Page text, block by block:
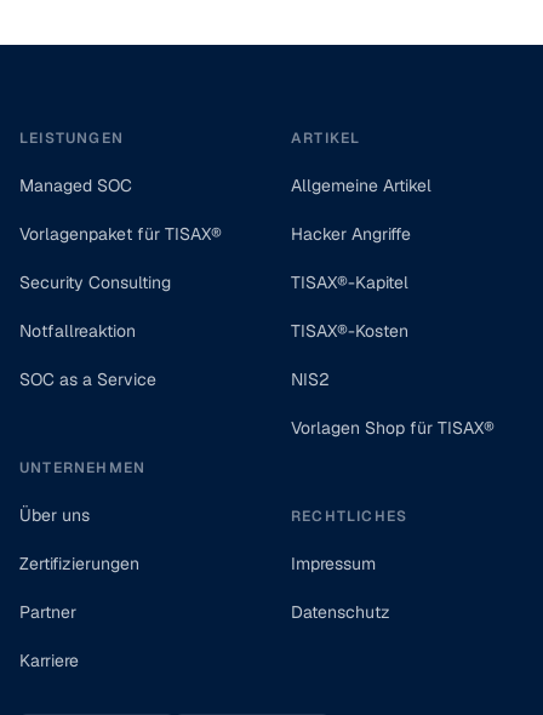
LEISTUNGEN
Managed SOC
Vorlagenpaket für TISAX®
Security Consulting
Notfallreaktion
SOC as a Service
UNTERNEHMEN
Über uns
Zertifizierungen
Partner
Karriere
ARTIKEL
Allgemeine Artikel
Hacker Angriffe
TISAX®-Kapitel
TISAX®-Kosten
NIS2
Vorlagen Shop für TISAX®
RECHTLICHES
Impressum
Datenschutz